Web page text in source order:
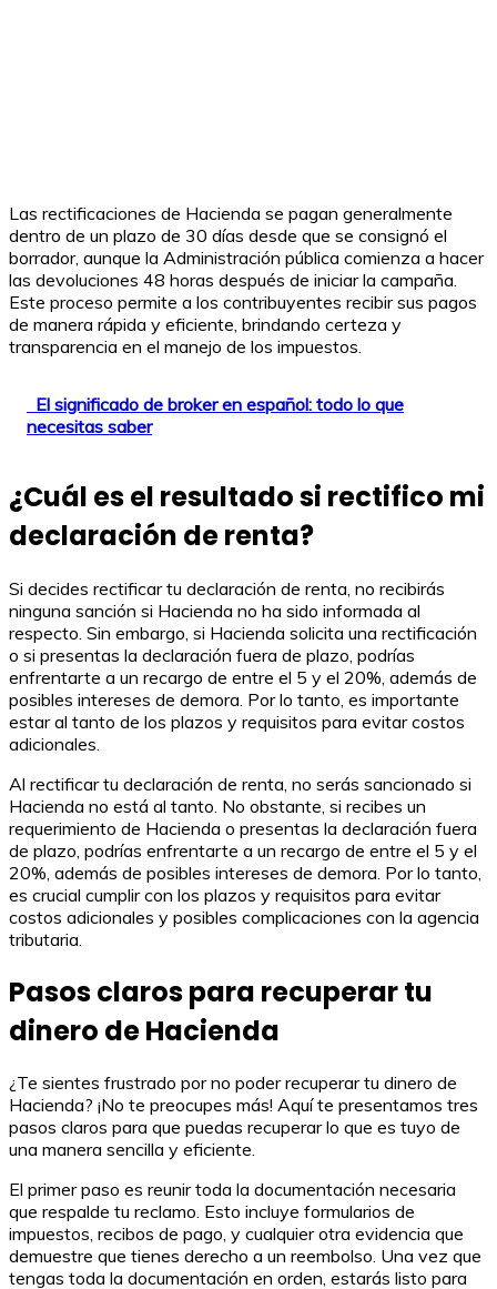
Las rectificaciones de Hacienda se pagan generalmente
dentro de un plazo de 30 días desde que se consignó el
borrador, aunque la Administración pública comienza a hacer
las devoluciones 48 horas después de iniciar la campaña.
Este proceso permite a los contribuyentes recibir sus pagos
de manera rápida y eficiente, brindando certeza y
transparencia en el manejo de los impuestos.
El significado de broker en español: todo lo que
necesitas saber
¿Cuál es el resultado si rectifico mi
declaración de renta?
Si decides rectificar tu declaración de renta, no recibirás
ninguna sanción si Hacienda no ha sido informada al
respecto. Sin embargo, si Hacienda solicita una rectificación
o si presentas la declaración fuera de plazo, podrías
enfrentarte a un recargo de entre el 5 y el 20%, además de
posibles intereses de demora. Por lo tanto, es importante
estar al tanto de los plazos y requisitos para evitar costos
adicionales.
Al rectificar tu declaración de renta, no serás sancionado si
Hacienda no está al tanto. No obstante, si recibes un
requerimiento de Hacienda o presentas la declaración fuera
de plazo, podrías enfrentarte a un recargo de entre el 5 y el
20%, además de posibles intereses de demora. Por lo tanto,
es crucial cumplir con los plazos y requisitos para evitar
costos adicionales y posibles complicaciones con la agencia
tributaria.
Pasos claros para recuperar tu
dinero de Hacienda
¿Te sientes frustrado por no poder recuperar tu dinero de
Hacienda? ¡No te preocupes más! Aquí te presentamos tres
pasos claros para que puedas recuperar lo que es tuyo de
una manera sencilla y eficiente.
El primer paso es reunir toda la documentación necesaria
que respalde tu reclamo. Esto incluye formularios de
impuestos, recibos de pago, y cualquier otra evidencia que
demuestre que tienes derecho a un reembolso. Una vez que
tengas toda la documentación en orden, estarás listo para